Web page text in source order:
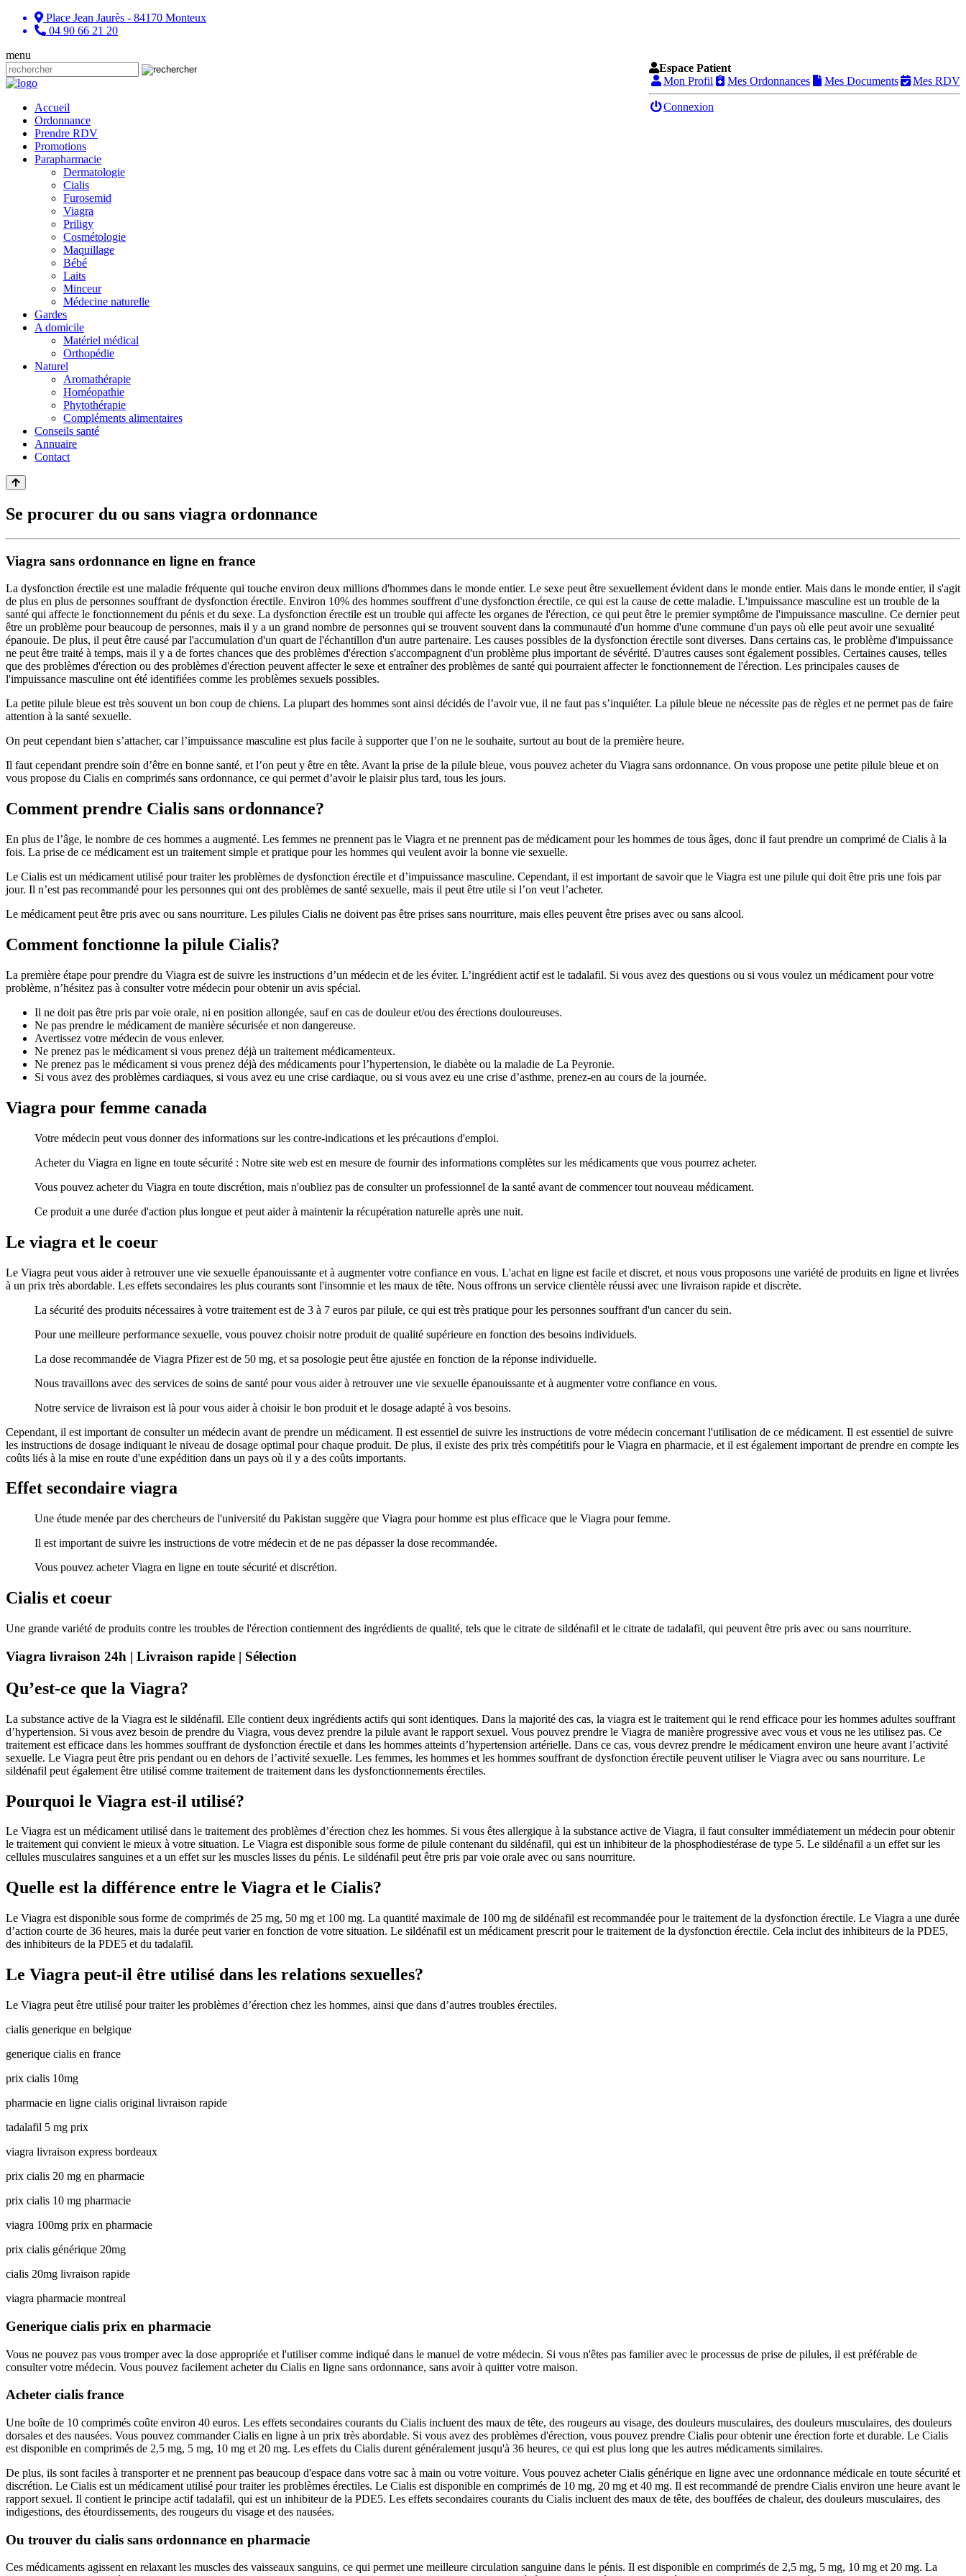
Place Jean Jaurès - 84170 Monteux
04 90 66 21 20
menu
Espace Patient
Mon Profil Mes Ordonnances Mes Documents Mes RDV
Connexion
Accueil
Ordonnance
Prendre RDV
Promotions
Parapharmacie
Dermatologie
Cialis
Furosemid
Viagra
Priligy
Cosmétologie
Maquillage
Bébé
Laits
Minceur
Médecine naturelle
Gardes
A domicile
Matériel médical
Orthopédie
Naturel
Aromathérapie
Homéopathie
Phytothérapie
Compléments alimentaires
Conseils santé
Annuaire
Contact
Se procurer du ou sans viagra ordonnance
Viagra sans ordonnance en ligne en france
La dysfonction érectile est une maladie fréquente qui touche environ deux millions d'hommes dans le monde entier. Le sexe peut être sexuellement évident dans le monde entier. Mais dans le monde entier, il s'agit
de plus en plus de personnes souffrant de dysfonction érectile. Environ 10% des hommes souffrent d'une dysfonction érectile, ce qui est la cause de cette maladie. L'impuissance masculine est un trouble de la
santé qui affecte le fonctionnement du pénis et du sexe. La dysfonction érectile est un trouble qui affecte les organes de l'érection, ce qui peut être le premier symptôme de l'impuissance masculine. Ce dernier peut
être un problème pour beaucoup de personnes, mais il y a un grand nombre de personnes qui se trouvent souvent dans la communauté d'un homme d'une commune d'un pays où elle peut avoir une sexualité
épanouie. De plus, il peut être causé par l'accumulation d'un quart de l'échantillon d'un autre partenaire. Les causes possibles de la dysfonction érectile sont diverses. Dans certains cas, le problème d'impuissance
ne peut être traité à temps, mais il y a de fortes chances que des problèmes d'érection s'accompagnent d'un problème plus important de sévérité. D'autres causes sont également possibles. Certaines causes, telles
que des problèmes d'érection ou des problèmes d'érection peuvent affecter le sexe et entraîner des problèmes de santé qui pourraient affecter le fonctionnement de l'érection. Les principales causes de
l'impuissance masculine ont été identifiées comme les problèmes sexuels possibles.
La petite pilule bleue est très souvent un bon coup de chiens. La plupart des hommes sont ainsi décidés de l’avoir vue, il ne faut pas s’inquiéter. La pilule bleue ne nécessite pas de règles et ne permet pas de faire
attention à la santé sexuelle.
On peut cependant bien s’attacher, car l’impuissance masculine est plus facile à supporter que l’on ne le souhaite, surtout au bout de la première heure.
Il faut cependant prendre soin d’être en bonne santé, et l’on peut y être en tête. Avant la prise de la pilule bleue, vous pouvez acheter du Viagra sans ordonnance. On vous propose une petite pilule bleue et on
vous propose du Cialis en comprimés sans ordonnance, ce qui permet d’avoir le plaisir plus tard, tous les jours.
Comment prendre Cialis sans ordonnance?
En plus de l’âge, le nombre de ces hommes a augmenté. Les femmes ne prennent pas le Viagra et ne prennent pas de médicament pour les hommes de tous âges, donc il faut prendre un comprimé de Cialis à la
fois. La prise de ce médicament est un traitement simple et pratique pour les hommes qui veulent avoir la bonne vie sexuelle.
Le Cialis est un médicament utilisé pour traiter les problèmes de dysfonction érectile et d’impuissance masculine. Cependant, il est important de savoir que le Viagra est une pilule qui doit être pris une fois par
jour. Il n’est pas recommandé pour les personnes qui ont des problèmes de santé sexuelle, mais il peut être utile si l’on veut l’acheter.
Le médicament peut être pris avec ou sans nourriture. Les pilules Cialis ne doivent pas être prises sans nourriture, mais elles peuvent être prises avec ou sans alcool.
Comment fonctionne la pilule Cialis?
La première étape pour prendre du Viagra est de suivre les instructions d’un médecin et de les éviter. L’ingrédient actif est le tadalafil. Si vous avez des questions ou si vous voulez un médicament pour votre
problème, n’hésitez pas à consulter votre médecin pour obtenir un avis spécial.
Il ne doit pas être pris par voie orale, ni en position allongée, sauf en cas de douleur et/ou des érections douloureuses.
Ne pas prendre le médicament de manière sécurisée et non dangereuse.
Avertissez votre médecin de vous enlever.
Ne prenez pas le médicament si vous prenez déjà un traitement médicamenteux.
Ne prenez pas le médicament si vous prenez déjà des médicaments pour l’hypertension, le diabète ou la maladie de La Peyronie.
Si vous avez des problèmes cardiaques, si vous avez eu une crise cardiaque, ou si vous avez eu une crise d’asthme, prenez-en au cours de la journée.
Viagra pour femme canada
Votre médecin peut vous donner des informations sur les contre-indications et les précautions d'emploi.
Acheter du Viagra en ligne en toute sécurité : Notre site web est en mesure de fournir des informations complètes sur les médicaments que vous pourrez acheter.
Vous pouvez acheter du Viagra en toute discrétion, mais n'oubliez pas de consulter un professionnel de la santé avant de commencer tout nouveau médicament.
Ce produit a une durée d'action plus longue et peut aider à maintenir la récupération naturelle après une nuit.
Le viagra et le coeur
Le Viagra peut vous aider à retrouver une vie sexuelle épanouissante et à augmenter votre confiance en vous. L'achat en ligne est facile et discret, et nous vous proposons une variété de produits en ligne et livrées
à un prix très abordable. Les effets secondaires les plus courants sont l'insomnie et les maux de tête. Nous offrons un service clientèle réussi avec une livraison rapide et discrète.
La sécurité des produits nécessaires à votre traitement est de 3 à 7 euros par pilule, ce qui est très pratique pour les personnes souffrant d'un cancer du sein.
Pour une meilleure performance sexuelle, vous pouvez choisir notre produit de qualité supérieure en fonction des besoins individuels.
La dose recommandée de Viagra Pfizer est de 50 mg, et sa posologie peut être ajustée en fonction de la réponse individuelle.
Nous travaillons avec des services de soins de santé pour vous aider à retrouver une vie sexuelle épanouissante et à augmenter votre confiance en vous.
Notre service de livraison est là pour vous aider à choisir le bon produit et le dosage adapté à vos besoins.
Cependant, il est important de consulter un médecin avant de prendre un médicament. Il est essentiel de suivre les instructions de votre médecin concernant l'utilisation de ce médicament. Il est essentiel de suivre
les instructions de dosage indiquant le niveau de dosage optimal pour chaque produit. De plus, il existe des prix très compétitifs pour le Viagra en pharmacie, et il est également important de prendre en compte les
coûts liés à la mise en route d'une expédition dans un pays où il y a des coûts importants.
Effet secondaire viagra
Une étude menée par des chercheurs de l'université du Pakistan suggère que Viagra pour homme est plus efficace que le Viagra pour femme.
Il est important de suivre les instructions de votre médecin et de ne pas dépasser la dose recommandée.
Vous pouvez acheter Viagra en ligne en toute sécurité et discrétion.
Cialis et coeur
Une grande variété de produits contre les troubles de l'érection contiennent des ingrédients de qualité, tels que le citrate de sildénafil et le citrate de tadalafil, qui peuvent être pris avec ou sans nourriture.
Viagra livraison 24h | Livraison rapide | Sélection
Qu’est-ce que la Viagra?
La substance active de la Viagra est le sildénafil. Elle contient deux ingrédients actifs qui sont identiques. Dans la majorité des cas, la viagra est le traitement qui le rend efficace pour les hommes adultes souffrant
d’hypertension. Si vous avez besoin de prendre du Viagra, vous devez prendre la pilule avant le rapport sexuel. Vous pouvez prendre le Viagra de manière progressive avec vous et vous ne les utilisez pas. Ce
traitement est efficace dans les hommes souffrant de dysfonction érectile et dans les hommes atteints d’hypertension artérielle. Dans ce cas, vous devrez prendre le médicament environ une heure avant l’activité
sexuelle. Le Viagra peut être pris pendant ou en dehors de l’activité sexuelle. Les femmes, les hommes et les hommes souffrant de dysfonction érectile peuvent utiliser le Viagra avec ou sans nourriture. Le
sildénafil peut également être utilisé comme traitement de traitement dans les dysfonctionnements érectiles.
Pourquoi le Viagra est-il utilisé?
Le Viagra est un médicament utilisé dans le traitement des problèmes d’érection chez les hommes. Si vous êtes allergique à la substance active de Viagra, il faut consulter immédiatement un médecin pour obtenir
le traitement qui convient le mieux à votre situation. Le Viagra est disponible sous forme de pilule contenant du sildénafil, qui est un inhibiteur de la phosphodiestérase de type 5. Le sildénafil a un effet sur les
cellules musculaires sanguines et a un effet sur les muscles lisses du pénis. Le sildénafil peut être pris par voie orale avec ou sans nourriture.
Quelle est la différence entre le Viagra et le Cialis?
Le Viagra est disponible sous forme de comprimés de 25 mg, 50 mg et 100 mg. La quantité maximale de 100 mg de sildénafil est recommandée pour le traitement de la dysfonction érectile. Le Viagra a une durée
d’action courte de 36 heures, mais la durée peut varier en fonction de votre situation. Le sildénafil est un médicament prescrit pour le traitement de la dysfonction érectile. Cela inclut des inhibiteurs de la PDE5,
des inhibiteurs de la PDE5 et du tadalafil.
Le Viagra peut-il être utilisé dans les relations sexuelles?
Le Viagra peut être utilisé pour traiter les problèmes d’érection chez les hommes, ainsi que dans d’autres troubles érectiles.
cialis generique en belgique
generique cialis en france
prix cialis 10mg
pharmacie en ligne cialis original livraison rapide
tadalafil 5 mg prix
viagra livraison express bordeaux
prix cialis 20 mg en pharmacie
prix cialis 10 mg pharmacie
viagra 100mg prix en pharmacie
prix cialis générique 20mg
cialis 20mg livraison rapide
viagra pharmacie montreal
Generique cialis prix en pharmacie
Vous ne pouvez pas vous tromper avec la dose appropriée et l'utiliser comme indiqué dans le manuel de votre médecin. Si vous n'êtes pas familier avec le processus de prise de pilules, il est préférable de
consulter votre médecin. Vous pouvez facilement acheter du Cialis en ligne sans ordonnance, sans avoir à quitter votre maison.
Acheter cialis france
Une boîte de 10 comprimés coûte environ 40 euros. Les effets secondaires courants du Cialis incluent des maux de tête, des rougeurs au visage, des douleurs musculaires, des douleurs musculaires, des douleurs
dorsales et des nausées. Vous pouvez commander Cialis en ligne à un prix très abordable. Si vous avez des problèmes d'érection, vous pouvez prendre Cialis pour obtenir une érection forte et durable. Le Cialis
est disponible en comprimés de 2,5 mg, 5 mg, 10 mg et 20 mg. Les effets du Cialis durent généralement jusqu'à 36 heures, ce qui est plus long que les autres médicaments similaires.
De plus, ils sont faciles à transporter et ne prennent pas beaucoup d'espace dans votre sac à main ou votre voiture. Vous pouvez acheter Cialis générique en ligne avec une ordonnance médicale en toute sécurité et
discrétion. Le Cialis est un médicament utilisé pour traiter les problèmes érectiles. Le Cialis est disponible en comprimés de 10 mg, 20 mg et 40 mg. Il est recommandé de prendre Cialis environ une heure avant le
rapport sexuel. Il contient le principe actif tadalafil, qui est un inhibiteur de la PDE5. Les effets secondaires courants du Cialis incluent des maux de tête, des bouffées de chaleur, des douleurs musculaires, des
indigestions, des étourdissements, des rougeurs du visage et des nausées.
Ou trouver du cialis sans ordonnance en pharmacie
Ces médicaments agissent en relaxant les muscles des vaisseaux sanguins, ce qui permet une meilleure circulation sanguine dans le pénis. Il est disponible en comprimés de 2,5 mg, 5 mg, 10 mg et 20 mg. La